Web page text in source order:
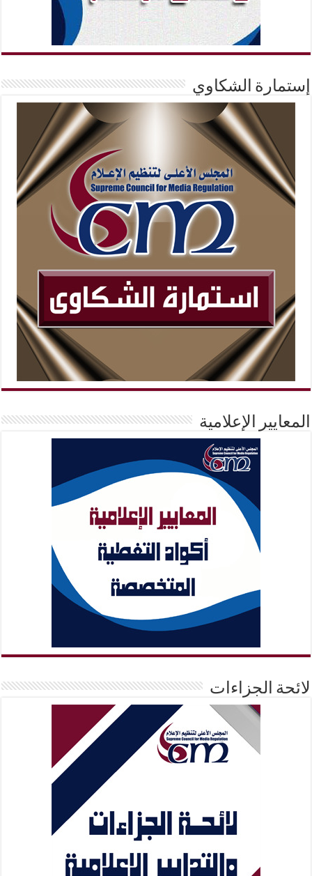
إستمارة الشكاوي
المعايير الإعلامية
لائحة الجزاءات